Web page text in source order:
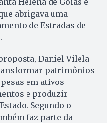
Helena de Goiás e
abrigava uma
de Estradas de
Daniel Vilela
patrimônios
em ativos
e produzir
Segundo o
faz parte da